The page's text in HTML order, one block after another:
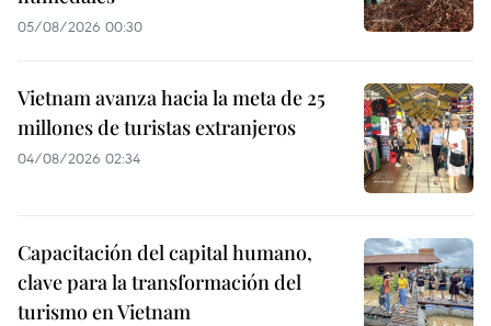
05/08/2026 00:30
Vietnam avanza hacia la meta de 25
millones de turistas extranjeros
04/08/2026 02:34
Capacitación del capital humano,
clave para la transformación del
turismo en Vietnam